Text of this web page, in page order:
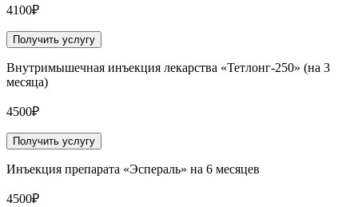
4100₽
Получить услугу
Внутримышечная инъекция лекарства «Тетлонг-250» (на 3
месяца)
4500₽
Получить услугу
Инъекция препарата «Эспераль» на 6 месяцев
4500₽